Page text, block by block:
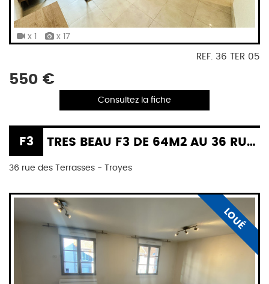
x 1 x 17
REF. 36 TER 05
550 €
Consultez la fiche
F3 TRES BEAU F3 DE 64M2 AU 36 RUE DES TERRASSES A TROYES
36 rue des Terrasses - Troyes
LOUÉ